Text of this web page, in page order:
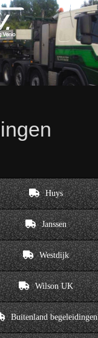
Huys
Janssen
Westdijk
Wilson UK
Buitenland begeleidingen